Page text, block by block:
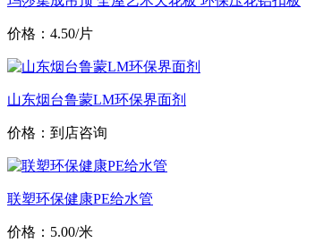
价格：4.50/片
山东烟台鲁蒙LM环保界面剂
价格：到店咨询
联塑环保健康PE给水管
价格：5.00/米